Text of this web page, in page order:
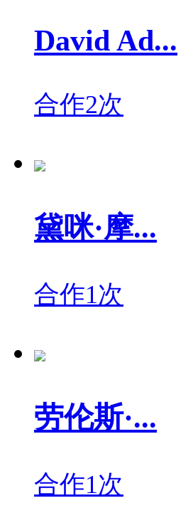
David Ad...
合作2次
黛咪·摩...
合作1次
劳伦斯·...
合作1次